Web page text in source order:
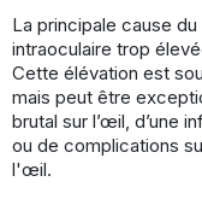
La principale cause
intraoculaire trop
Cette élévation est
mais peut être
brutal sur l’œil, d’une
ou de complications
l'œil.